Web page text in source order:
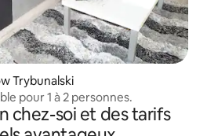
Trybunalski
pour 1 à 2 personnes.
chez-soi et des tarifs